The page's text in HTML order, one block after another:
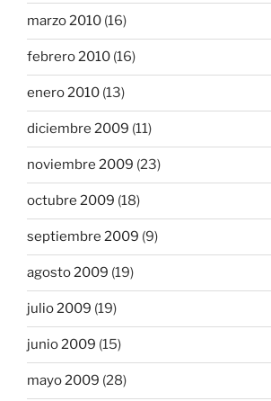
marzo 2010 (16)
febrero 2010 (16)
enero 2010 (13)
diciembre 2009 (11)
noviembre 2009 (23)
octubre 2009 (18)
septiembre 2009 (9)
agosto 2009 (19)
julio 2009 (19)
junio 2009 (15)
mayo 2009 (28)